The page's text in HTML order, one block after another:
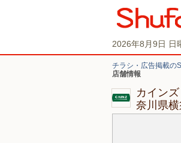
2026年8月9日 日
チラシ・広告掲載の
店舗情報
カイン
奈川県横